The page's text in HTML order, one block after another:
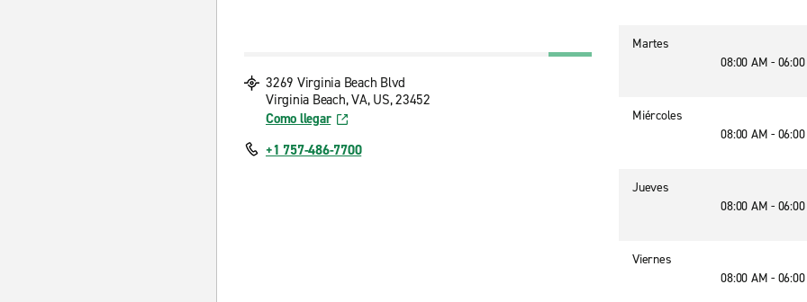
3269 Virginia Beach Blvd
Virginia Beach, VA, US, 23452
Como llegar
+1 757-486-7700
Martes
08:00 AM -
Miércoles
08:00 AM -
Jueves
08:00 AM -
Viernes
08:00 AM -